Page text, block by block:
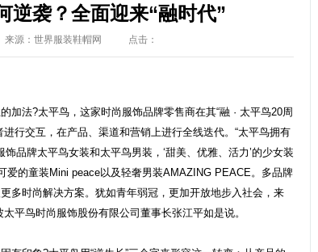
逆袭？全面迎来“融时代”
源： 世界服装鞋帽网 点击：
法?太平鸟，这家时尚服饰品牌零售商在其“融 · 太平鸟20周
行交互，在产品、渠道和营销上进行全线迭代。“太平鸟拥有
品牌太平鸟女装和太平鸟男装，‘甜美、优雅、活力’的少女装
爱的童装 Mini peace以及轻奢男装AMAZING PEACE。多品牌
多时尚解决方案。犹如青年弱冠，更加开放地步入社会，来
平鸟时尚服饰股份有限公司董事长张江平如是说。